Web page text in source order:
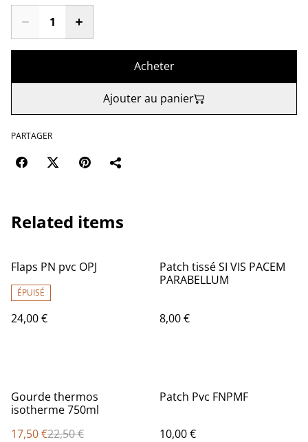
Acheter
Ajouter au panier
PARTAGER
Related items
Flaps PN pvc OPJ
ÉPUISÉ
24,00 €
Patch tissé SI VIS PACEM
PARABELLUM
8,00 €
%
Gourde thermos
isotherme 750ml
17,50 €22,50 €
Patch Pvc FNPMF
10,00 €